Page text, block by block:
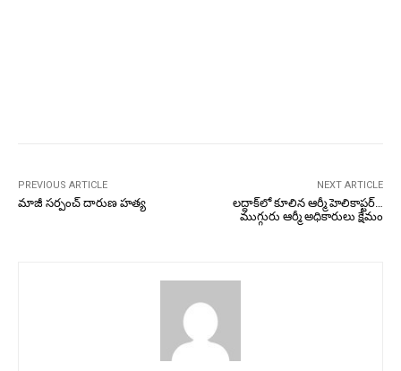
PREVIOUS ARTICLE
మాజీ సర్పంచ్‌ దారుణ హత్య
NEXT ARTICLE
లద్దాక్‌లో కూలిన ఆర్మీ హెలికాప్టర్‌…
ముగ్గురు ఆర్మీ అధికారులు క్షేమం